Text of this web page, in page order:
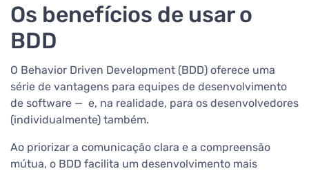
Os benefícios de usar o
BDD
O Behavior Driven Development (BDD) oferece uma
série de vantagens para equipes de desenvolvimento
de software — e, na realidade, para os desenvolvedores
(individualmente) também.
Ao priorizar a comunicação clara e a compreensão
mútua, o BDD facilita um desenvolvimento mais